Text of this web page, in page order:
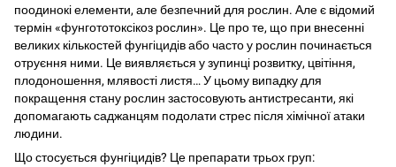
поодинокі елементи, але безпечний для рослин. Але є відомий
термін «фунгототоксікоз рослин». Це про те, що при внесенні
великих кількостей фунгіцидів або часто у рослин починається
отруєння ними. Це виявляється у зупинці розвитку, цвітіння,
плодоношення, млявості листя… У цьому випадку для
покращення стану рослин застосовують антистресанти, які
допомагають саджанцям подолати стрес після хімічної атаки
людини.
Що стосується фунгіцидів? Це препарати трьох груп: